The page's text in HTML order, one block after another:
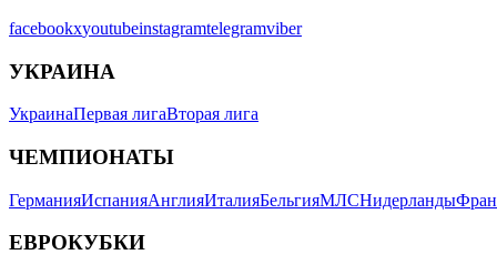
facebookxyoutubeinstagramtelegramviber
УКРАИНА
УкраинаПервая лигаВторая лига
ЧЕМПИОНАТЫ
ГерманияИспанияАнглияИталияБельгияМЛСНидерланды
ЕВРОКУБКИ